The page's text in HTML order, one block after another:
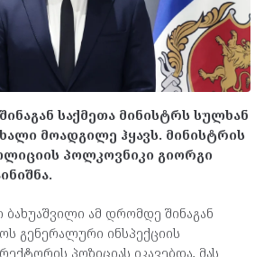
საქმეთა მინისტრს სულხან
მოადგილე ჰყავს. მინისტრის
პოლკოვნიკი გიორგი
ბახუაშვილი ამ დრომდე შინაგან
გენერალური ინსპექციის
პოზიციას იკავებდა, მას